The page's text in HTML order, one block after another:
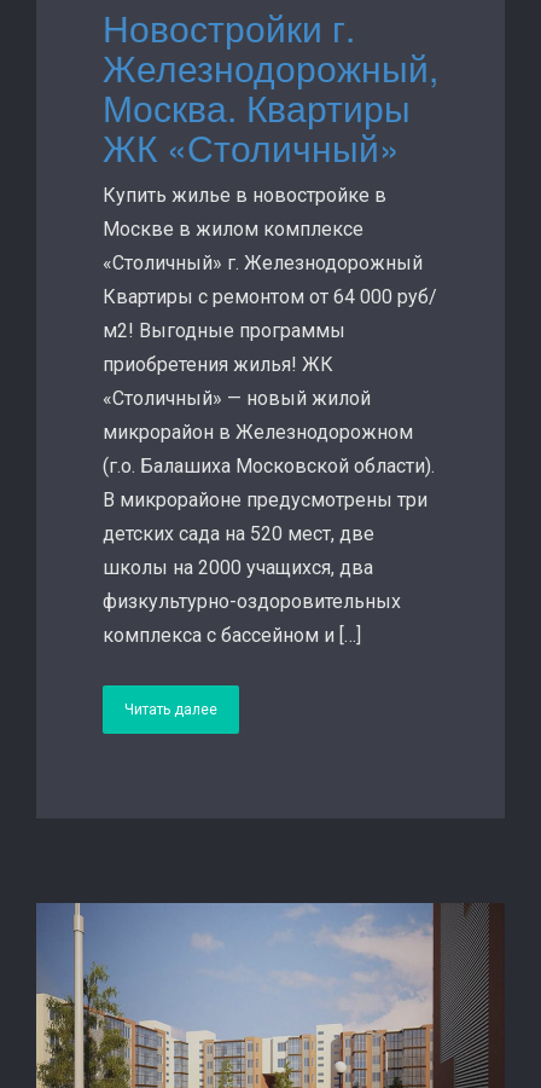
Новостройки г.
Железнодорожный,
Москва. Квартиры
ЖК «Столичный»
Купить жилье в новостройке в
Москве в жилом комплексе
«Столичный» г. Железнодорожный
Квартиры с ремонтом от 64 000 руб/
м2! Выгодные программы
приобретения жилья! ЖК
«Столичный» — новый жилой
микрорайон в Железнодорожном
(г.о. Балашиха Московской области).
В микрорайоне предусмотрены три
детских сада на 520 мест, две
школы на 2000 учащихся, два
физкультурно-оздоровительных
комплекса с бассейном и […]
Читать далее